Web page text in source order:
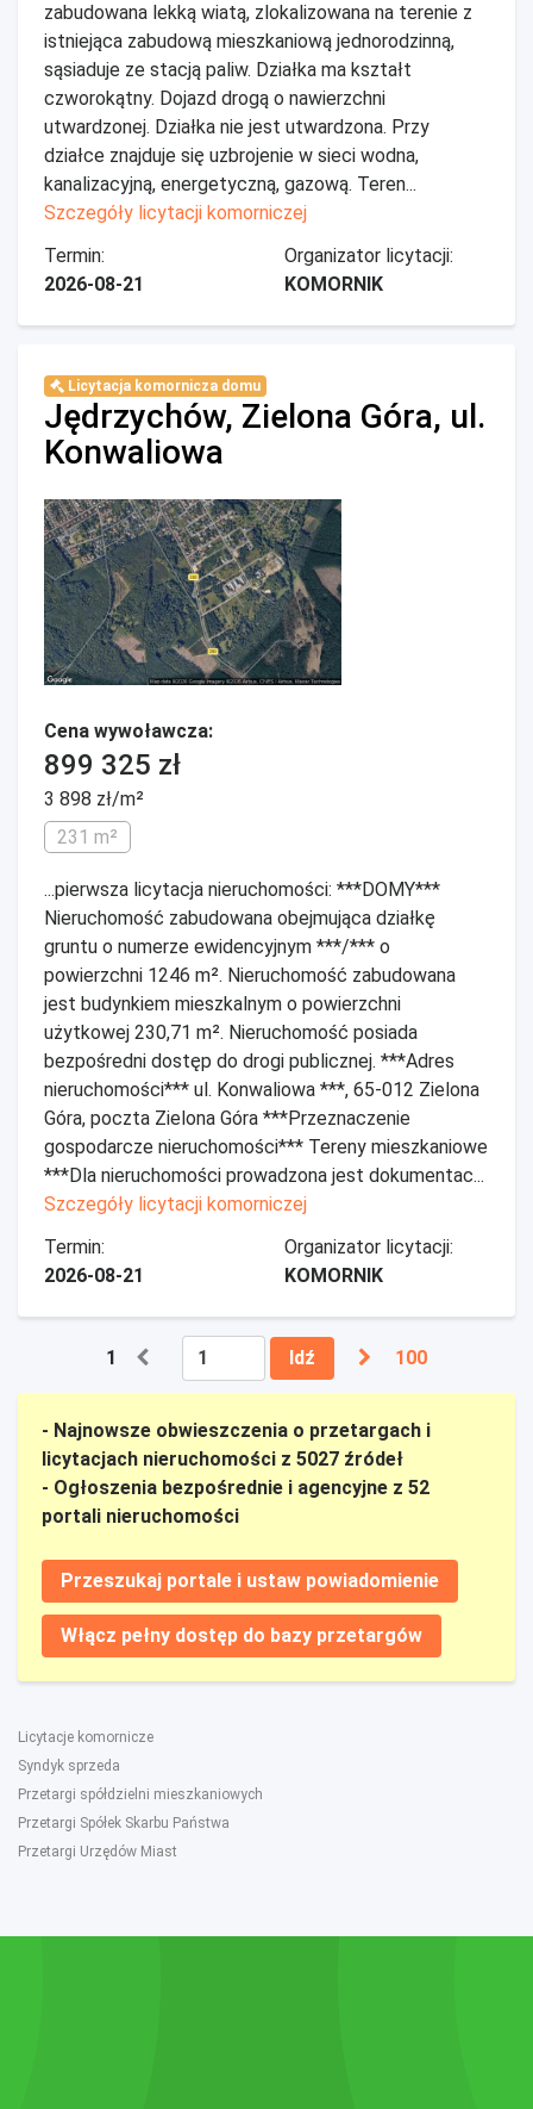
zabudowana lekką wiatą, zlokalizowana na terenie z
istniejąca zabudową mieszkaniową jednorodzinną,
sąsiaduje ze stacją paliw. Działka ma kształt
czworokątny. Dojazd drogą o nawierzchni
utwardzonej. Działka nie jest utwardzona. Przy
działce znajduje się uzbrojenie w sieci wodna,
kanalizacyjną, energetyczną, gazową. Teren...
Szczegóły licytacji komorniczej
Termin:
2026-08-21
Organizator licytacji:
KOMORNIK
Licytacja komornicza domu
Jędrzychów, Zielona Góra, ul.
Konwaliowa
Cena wywoławcza:
899 325 zł
3 898 zł/m²
231 m²
...pierwsza licytacja nieruchomości: ***DOMY***
Nieruchomość zabudowana obejmująca działkę
gruntu o numerze ewidencyjnym ***/*** o
powierzchni 1246 m². Nieruchomość zabudowana
jest budynkiem mieszkalnym o powierzchni
użytkowej 230,71 m². Nieruchomość posiada
bezpośredni dostęp do drogi publicznej. ***Adres
nieruchomości*** ul. Konwaliowa ***, 65-012 Zielona
Góra, poczta Zielona Góra ***Przeznaczenie
gospodarcze nieruchomości*** Tereny mieszkaniowe
***Dla nieruchomości prowadzona jest dokumentac...
Szczegóły licytacji komorniczej
Termin:
2026-08-21
Organizator licytacji:
KOMORNIK
1 Idź 100
- Najnowsze obwieszczenia o przetargach i
licytacjach nieruchomości z 5027 źródeł
- Ogłoszenia bezpośrednie i agencyjne z 52
portali nieruchomości
Przeszukaj portale i ustaw powiadomienie
Włącz pełny dostęp do bazy przetargów
Licytacje komornicze
Syndyk sprzeda
Przetargi spółdzielni mieszkaniowych
Przetargi Spółek Skarbu Państwa
Przetargi Urzędów Miast